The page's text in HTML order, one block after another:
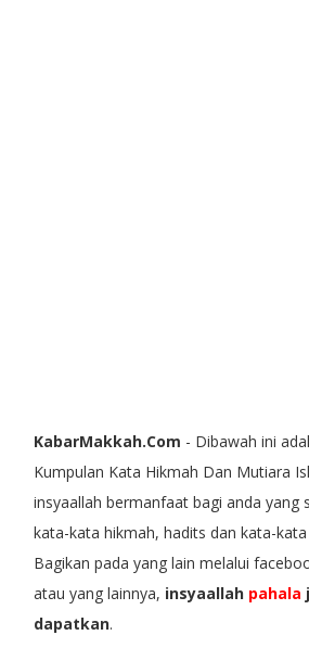
KabarMakkah.Com - Dibawah ini
Kumpulan Kata Hikmah Dan Mutiara
insyaallah bermanfaat bagi anda yang
kata-kata hikmah, hadits dan kata-
Bagikan pada yang lain melalui
atau yang lainnya, insyaallah pahala
dapatkan.